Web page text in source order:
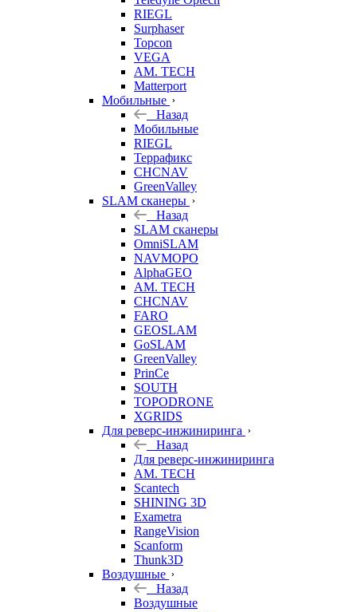
RIEGL
Surphaser
Topcon
VEGA
AM. TECH
Matterport
Мобильные
Назад
Мобильные
RIEGL
Террафикс
CHCNAV
GreenValley
SLAM сканеры
Назад
SLAM сканеры
OmniSLAM
NAVMOPO
AlphaGEO
AM. TECH
CHCNAV
FARO
GEOSLAM
GoSLAM
GreenValley
PrinCe
SOUTH
TOPODRONE
XGRIDS
Для реверс-инжиниринга
Назад
Для реверс-инжиниринга
AM. TECH
Scantech
SHINING 3D
Exametra
RangeVision
Scanform
Thunk3D
Воздушные
Назад
Воздушные